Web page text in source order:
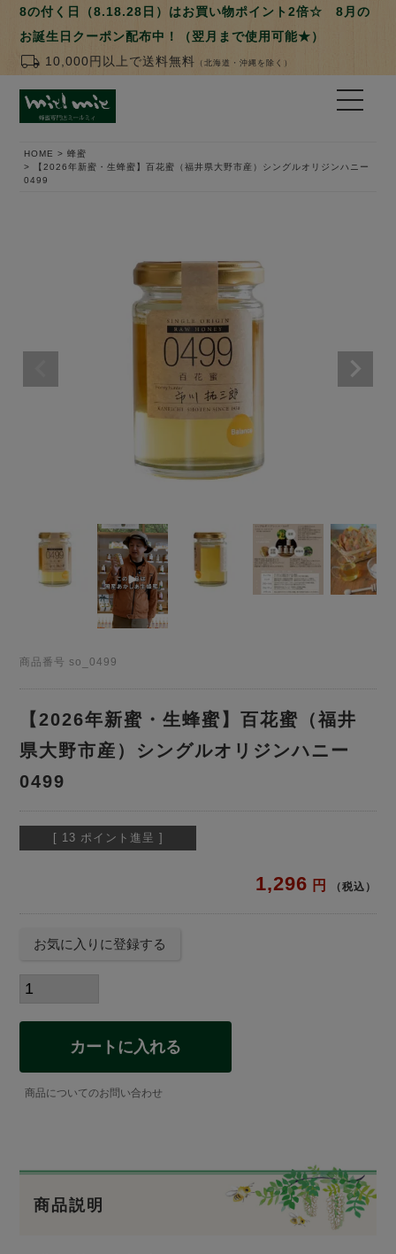
8の付く日（8.18.28日）はお買い物ポイント2倍☆ 8月の
お誕生日クーポン配布中！（翌月まで使用可能★）
local_shipping 10,000円以上で送料無料 （北海道・沖縄を除く）
HOME
蜂蜜
【2026年新蜜・生蜂蜜】百花蜜（福井県大野市産）シングルオリジンハニー
0499
商品番号 so_0499
【2026年新蜜・生蜂蜜】百花蜜（福井
県大野市産）シングルオリジンハニー
0499
[ 13 ポイント進呈 ]
1,296 税込
お気に入りに登録する
カートに入れる
商品についてのお問い合わせ
商品説明